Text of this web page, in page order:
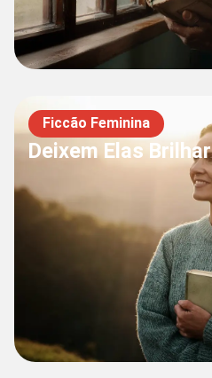
Deixem Elas Brilhar
Ficcão Feminina